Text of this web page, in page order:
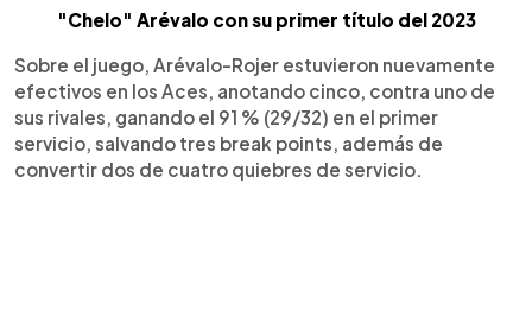
"Chelo" Arévalo con su primer título del 2023
Sobre el juego, Arévalo-Rojer estuvieron nuevamente
efectivos en los Aces, anotando cinco, contra uno de
sus rivales, ganando el 91 % (29/32) en el primer
servicio, salvando tres break points, además de
convertir dos de cuatro quiebres de servicio.